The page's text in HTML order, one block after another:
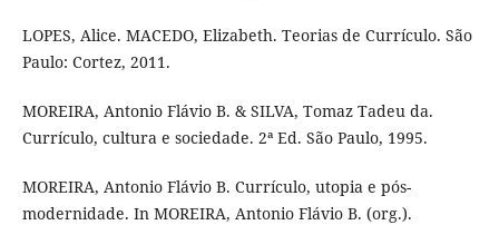
LOPES, Alice. MACEDO, Elizabeth. Teorias de Currículo. São
Paulo: Cortez, 2011.
MOREIRA, Antonio Flávio B. & SILVA, Tomaz Tadeu da.
Currículo, cultura e sociedade. 2ª Ed. São Paulo, 1995.
MOREIRA, Antonio Flávio B. Currículo, utopia e pós-
modernidade. In MOREIRA, Antonio Flávio B. (org.).